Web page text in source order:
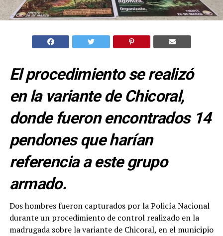
El procedimiento se realizó
en la variante de Chicoral,
donde fueron encontrados 14
pendones que harían
referencia a este grupo
armado.
Dos hombres fueron capturados por la Policía Nacional
durante un procedimiento de control realizado en la
madrugada sobre la variante de Chicoral, en el municipio